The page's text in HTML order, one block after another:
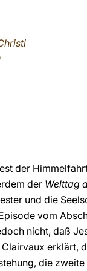
der
der Welttag
und die
vom
nicht, daß
erklärt,
die